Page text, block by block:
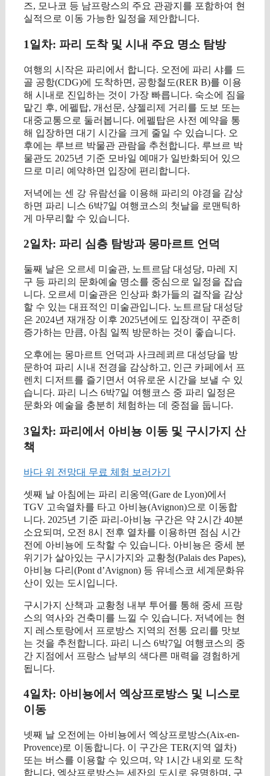
즈, 모나코 등 남프랑스의 주요 관광지를 포함하여 현
실적으로 이동 가능한 일정을 제안합니다.
1일차: 파리 도착 및 시내 주요 명소 탐방
여행의 시작은 파리에서 합니다. 오전에 파리 샤를 드
골 공항(CDG)에 도착하면, 공항철도(RER B)를 이용
해 시내로 진입하는 것이 가장 빠릅니다. 숙소에 짐을
맡긴 후, 에펠탑, 개선문, 샹젤리제 거리를 도보 또는
대중교통으로 둘러봅니다. 에펠탑은 사전 예약을 통
해 입장하면 대기 시간을 크게 줄일 수 있습니다. 오
후에는 루브르 박물관 관람을 추천합니다. 루브르 박
물관도 2025년 기준 모바일 예매가 일반화되어 있으
므로 미리 예약하면 입장에 편리합니다.
저녁에는 센 강 유람선을 이용해 파리의 야경을 감상
하면 파리 니스 6박7일 여행코스의 첫날을 로맨틱하
게 마무리할 수 있습니다.
2일차: 파리 심층 탐방과 몽마르트 언덕
둘째 날은 오르세 미술관, 노트르담 대성당, 마레 지
구 등 파리의 문화예술 명소를 중심으로 일정을 잡습
니다. 오르세 미술관은 인상파 화가들의 걸작을 감상
할 수 있는 대표적인 미술관입니다. 노트르담 대성당
은 2024년 재개장 이후 2025년에도 입장객이 꾸준히
증가하는 만큼, 아침 일찍 방문하는 것이 좋습니다.
오후에는 몽마르트 언덕과 사크레쾨르 대성당을 방
문하여 파리 시내 전경을 감상하고, 인근 카페에서 프
렌치 디저트를 즐기면서 여유로운 시간을 보낼 수 있
습니다. 파리 니스 6박7일 여행코스 중 파리 일정은
문화와 예술을 충분히 체험하는 데 중점을 둡니다.
3일차: 파리에서 아비뇽 이동 및 구시가지 산
책
바다 위 전망대 무료 체험 보러가기
셋째 날 아침에는 파리 리옹역(Gare de Lyon)에서
TGV 고속열차를 타고 아비뇽(Avignon)으로 이동합
니다. 2025년 기준 파리-아비뇽 구간은 약 2시간 40분
소요되며, 오전 8시 전후 열차를 이용하면 점심 시간
전에 아비뇽에 도착할 수 있습니다. 아비뇽은 중세 분
위기가 살아있는 구시가지와 교황청(Palais des Papes),
아비뇽 다리(Pont d’Avignon) 등 유네스코 세계문화유
산이 있는 도시입니다.
구시가지 산책과 교황청 내부 투어를 통해 중세 프랑
스의 역사와 건축미를 느낄 수 있습니다. 저녁에는 현
지 레스토랑에서 프로방스 지역의 전통 요리를 맛보
는 것을 추천합니다. 파리 니스 6박7일 여행코스의 중
간 지점에서 프랑스 남부의 색다른 매력을 경험하게
됩니다.
4일차: 아비뇽에서 엑상프로방스 및 니스로
이동
넷째 날 오전에는 아비뇽에서 엑상프로방스(Aix-en-
Provence)로 이동합니다. 이 구간은 TER(지역 열차)
또는 버스를 이용할 수 있으며, 약 1시간 내외로 도착
합니다. 엑상프로방스는 세잔의 도시로 유명하며, 구